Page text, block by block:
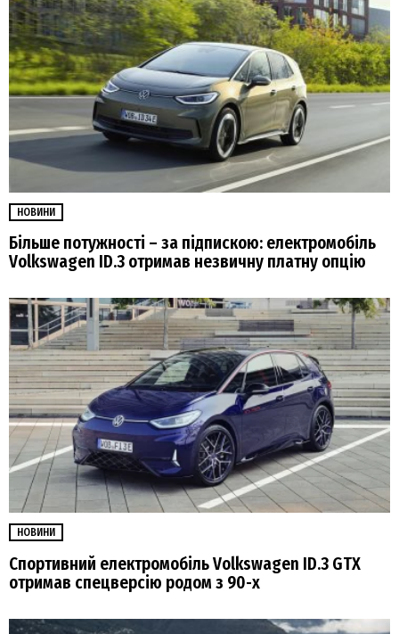
НОВИНИ
Більше потужності – за підпискою: електромобіль
Volkswagen ID.3 отримав незвичну платну опцію
НОВИНИ
Спортивний електромобіль Volkswagen ID.3 GTX
отримав спецверсію родом з 90-х